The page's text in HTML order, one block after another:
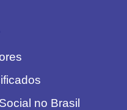
no Brasil